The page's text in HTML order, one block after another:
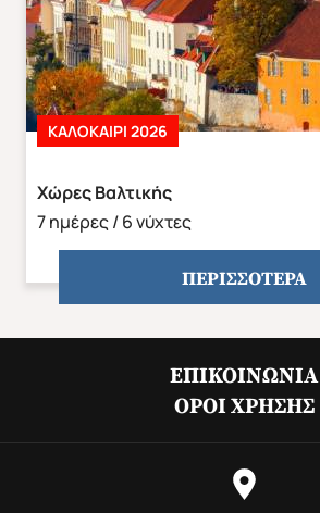
Χώρες Βαλτικής
7 ημέρες / 6 νύχτες
ΚΑΛΟΚΑΙΡΙ 2026
ΠΕΡΙΣΣΟΤΕΡΑ
ΕΠΙΚΟΙΝΩΝΊΑ
ΌΡΟΙ ΧΡΉΣΗΣ